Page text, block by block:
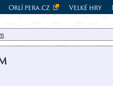
Orlí pera.cz Velké hry